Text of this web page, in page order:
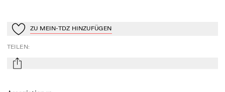
Zu Mein-TdZ hinzufügen
ZU MEIN-TDZ HINZUFÜGEN
TEILEN:
mail